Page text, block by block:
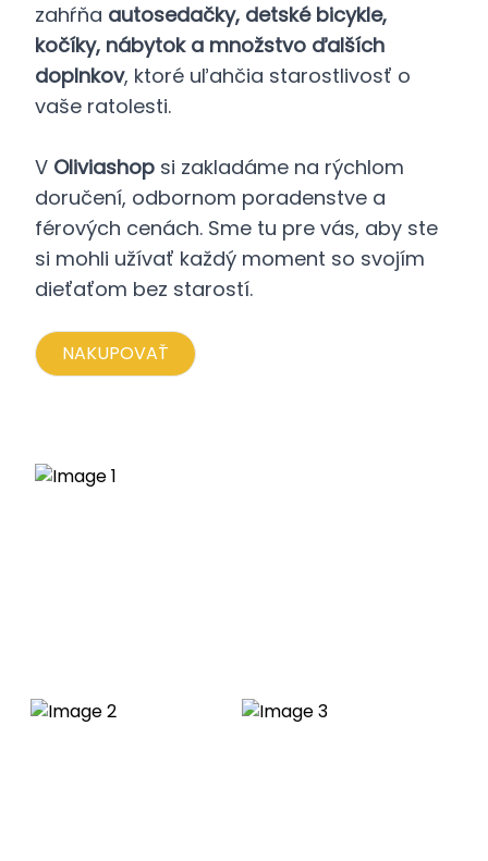
zahŕňa autosedačky, detské bicykle,
kočíky, nábytok a množstvo ďalších
doplnkov, ktoré uľahčia starostlivosť o
vaše ratolesti.
V Oliviashop si zakladáme na rýchlom
doručení, odbornom poradenstve a
férových cenách. Sme tu pre vás, aby ste
si mohli užívať každý moment so svojím
dieťaťom bez starostí.
NAKUPOVAŤ